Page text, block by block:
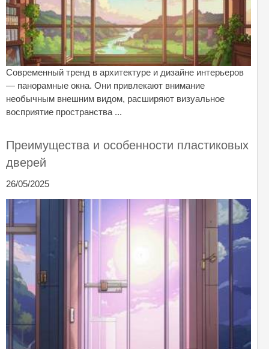
Современный тренд в архитектуре и дизайне интерьеров
— панорамные окна. Они привлекают внимание
необычным внешним видом, расширяют визуальное
восприятие пространства ...
Преимущества и особенности пластиковых
дверей
26/05/2025